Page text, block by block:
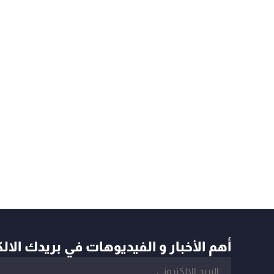
أهم الأخبار و الفيديوهات في بريدك